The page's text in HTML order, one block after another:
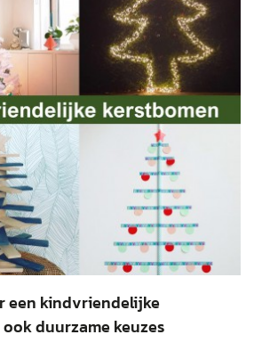
een kindvriendelijke
duurzame keuzes